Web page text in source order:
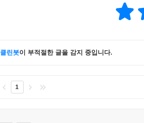
클린봇이 부적절한 글을 감지 중입니다.
1